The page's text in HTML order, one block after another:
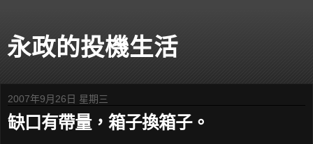
永政的投機生活
2007年9月26日 星期三
缺口有帶量，箱子換箱子。